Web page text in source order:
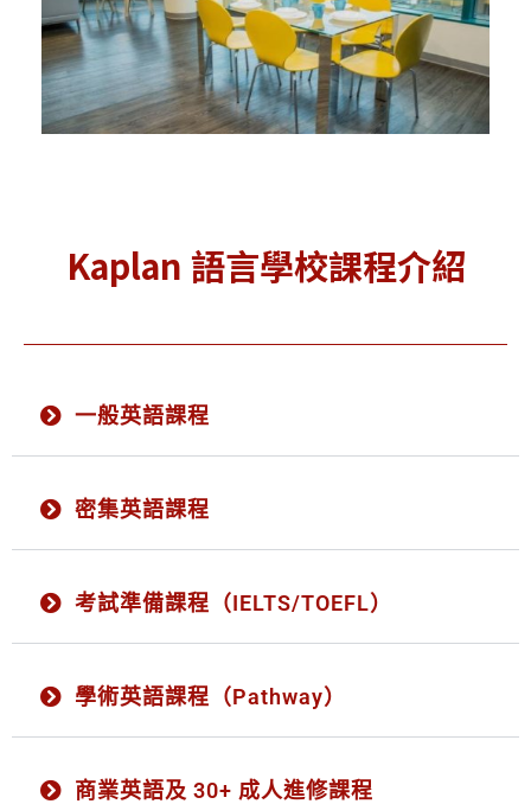
Kaplan 語言學校課程介紹
一般英語課程
密集英語課程
考試準備課程（IELTS/TOEFL）
學術英語課程（Pathway）
商業英語及 30+ 成人進修課程